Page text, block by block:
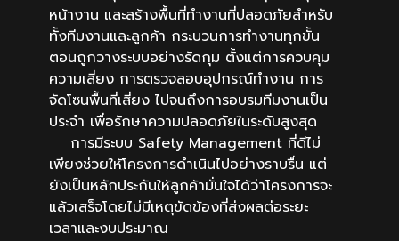
หน้างาน และสร้างพื้นที่ทำงานที่ปลอดภัยสำหรับ
ทั้งทีมงานและลูกค้า กระบวนการทำงานทุกขั้น
ตอนถูกวางระบบอย่างรัดกุม ตั้งแต่การควบคุม
ความเสี่ยง การตรวจสอบอุปกรณ์ทำงาน การ
จัดโซนพื้นที่เสี่ยง ไปจนถึงการอบรมทีมงานเป็น
ประจำ เพื่อรักษาความปลอดภัยในระดับสูงสุด
การมีระบบ Safety Management ที่ดีไม่
เพียงช่วยให้โครงการดำเนินไปอย่างราบรื่น แต่
ยังเป็นหลักประกันให้ลูกค้ามั่นใจได้ว่าโครงการจะ
แล้วเสร็จโดยไม่มีเหตุขัดข้องที่ส่งผลต่อระยะ
เวลาและงบประมาณ